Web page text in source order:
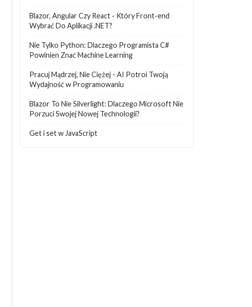
Blazor, Angular Czy React - Który Front-end
Wybrać Do Aplikacji .NET?
Nie Tylko Python: Dlaczego Programista C#
Powinien Znać Machine Learning
Pracuj Mądrzej, Nie Ciężej - AI Potroi Twoją
Wydajność w Programowaniu
Blazor To Nie Silverlight: Dlaczego Microsoft Nie
Porzuci Swojej Nowej Technologii?
Get i set w JavaScript